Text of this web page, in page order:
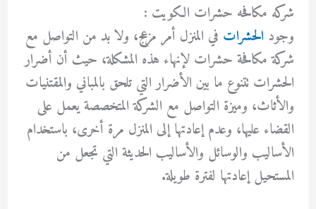
شركه مكافحه حشرات الكويت :
وجود الحشرات في المنزل أمر مزعج، ولا بد من التواصل مع
شركة مكافحة حشرات لإنهاء هذه المشكلة، حيث أن أضرار
الحشرات تتنوع ما بين الأضرار التي تلحق بالمباني والمقتنيات
والأثاث، وميزة التواصل مع الشركة المتخصصة يعمل على
القضاء عليها، وعدم إعادتها إلى المنزل مرة أخرى، باستخدام
الأساليب والوسائل والأساليب الحديثة التي تجعل من
المستحيل إعادتها لفترة طويلة.